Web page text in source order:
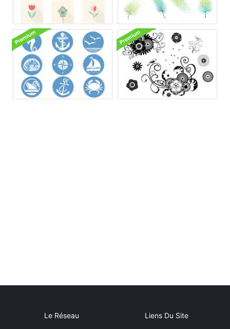
Le Réseau Liens Du Site